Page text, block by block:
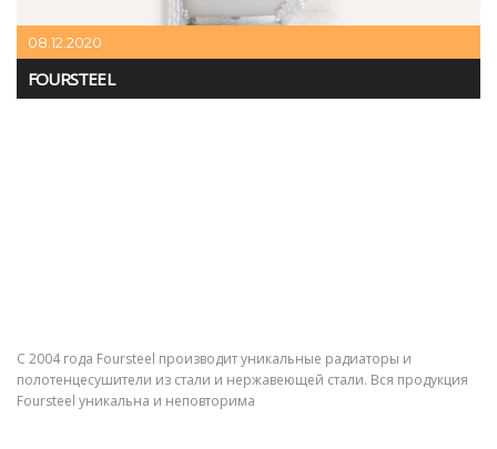
08.12.2020
FOURSTEEL
С 2004 года Foursteel производит уникальные радиаторы и
полотенцесушители из стали и нержавеющей стали. Вся продукция
Foursteel уникальна и неповторима